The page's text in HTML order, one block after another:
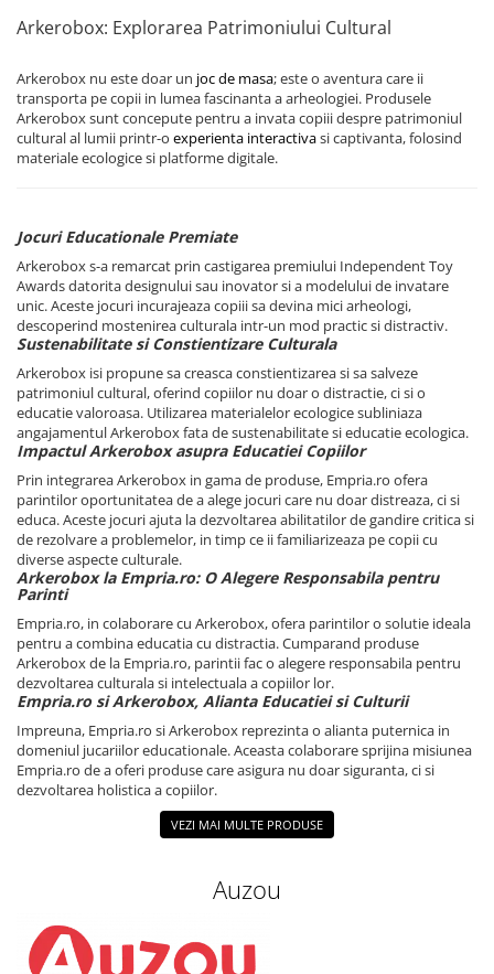
Siguranta animale companie
Carduri Cadou
Propuneri Cadou
Produse Sub 50 Lei
Arkerobox: Explorarea Patrimoniului Cultural
Arkerobox nu este doar un joc de masa; este o aventura care ii
transporta pe copii in lumea fascinanta a arheologiei. Produsele
Arkerobox sunt concepute pentru a invata copiii despre patrimoniul
cultural al lumii printr-o experienta interactivasi captivanta, folosind
materiale ecologice si platforme digitale.
Jocuri Educationale Premiate
Arkerobox s-a remarcat prin castigarea premiului Independent Toy
Awards datorita designului sau inovator si a modelului de invatare
unic. Aceste jocuri incurajeaza copiii sa devina mici arheologi,
descoperind mostenirea culturala intr-un mod practic si distractiv.
Sustenabilitate si Constientizare Culturala
Arkerobox isi propune sa creasca constientizarea si sa salveze
patrimoniul cultural, oferind copiilor nu doar o distractie, ci si o
educatie valoroasa. Utilizarea materialelor ecologice subliniaza
angajamentul Arkerobox fata de sustenabilitate si educatie ecologica.
Impactul Arkerobox asupra Educatiei Copiilor
Prin integrarea Arkerobox in gama de produse, Empria.ro ofera
parintilor oportunitatea de a alege jocuri care nu doar distreaza, ci si
educa. Aceste jocuri ajuta la dezvoltarea abilitatilor de gandire critica si
de rezolvare a problemelor, in timp ce ii familiarizeaza pe copii cu
diverse aspecte culturale.
Arkerobox la Empria.ro: O Alegere Responsabila pentru
Parinti
Empria.ro, in colaborare cu Arkerobox, ofera parintilor o solutie ideala
pentru a combina educatia cu distractia. Cumparand produse
Arkerobox de la Empria.ro, parintii fac o alegere responsabila pentru
dezvoltarea culturala si intelectuala a copiilor lor.
Empria.ro si Arkerobox, Alianta Educatiei si Culturii
Impreuna, Empria.ro si Arkerobox reprezinta o alianta puternica in
domeniul jucariilor educationale. Aceasta colaborare sprijina misiunea
Empria.ro de a oferi produse care asigura nu doar siguranta, ci si
dezvoltarea holistica a copiilor.
VEZI MAI MULTE PRODUSE
Auzou